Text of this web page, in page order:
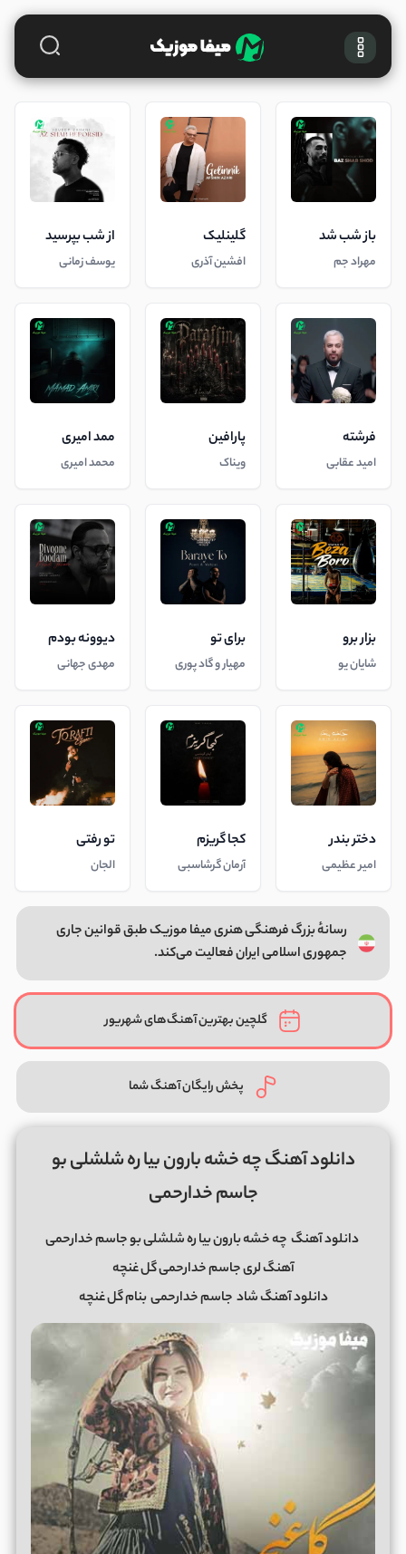
باز شب شد
مهراد جم
گلینلیک
افشین آذری
از شب بپرسید
یوسف زمانی
فرشته
امید عقابی
پارافین
ویناک
ممد امیری
محمد امیری
بزار برو
شایان یو
برای تو
مهیار و گاد پوری
دیوونه بودم
مهدی جهانی
دختر بندر
امیر عظیمی
کجا گریزم
آرمان گرشاسبی
تو رفتی
الجان
رسانهٔ بزرگ فرهنگی هنری میفا موزیک طبق قوانین جاری
جمهوری اسلامی ایران فعالیت می‌کند.
گلچین بهترین آهنگ‌های شهریور
پخش رایگان آهنگ شما
دانلود آهنگ چه خشه بارون بیا ره شلشلى بو
جاسم خدارحمی
دانلود آهنگ چه خشه بارون بیا ره شلشلى بو جاسم خدارحمی
آهنگ لری جاسم خدارحمی گل غنچه
دانلود آهنگ شاد جاسم خدارحمیبنام گل غنچه